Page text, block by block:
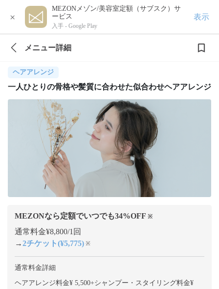
×
MEZONメゾン/美容室定額（サブスク）サ
ービス
入手 - Google Play
表示
メニュー詳細
ヘアアレンジ
一人ひとりの骨格や髪質に合わせた似合わせヘアアレンジ
MEZONなら定額でいつでも34%OFF ※
通常料金¥8,800/1回
→2チケット(¥5,775) ※
通常料金詳細
ヘアアレンジ料金¥ 5,500+シャンプー・スタイリング料金¥